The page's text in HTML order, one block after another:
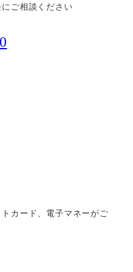
ご相談ください
カード、電子マネーがご